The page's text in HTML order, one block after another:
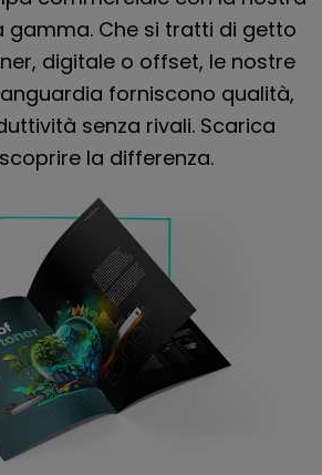
gamma. Che si tratti di getto
digitale o offset, le nostre
forniscono qualità,
senza rivali. Scarica
la differenza.